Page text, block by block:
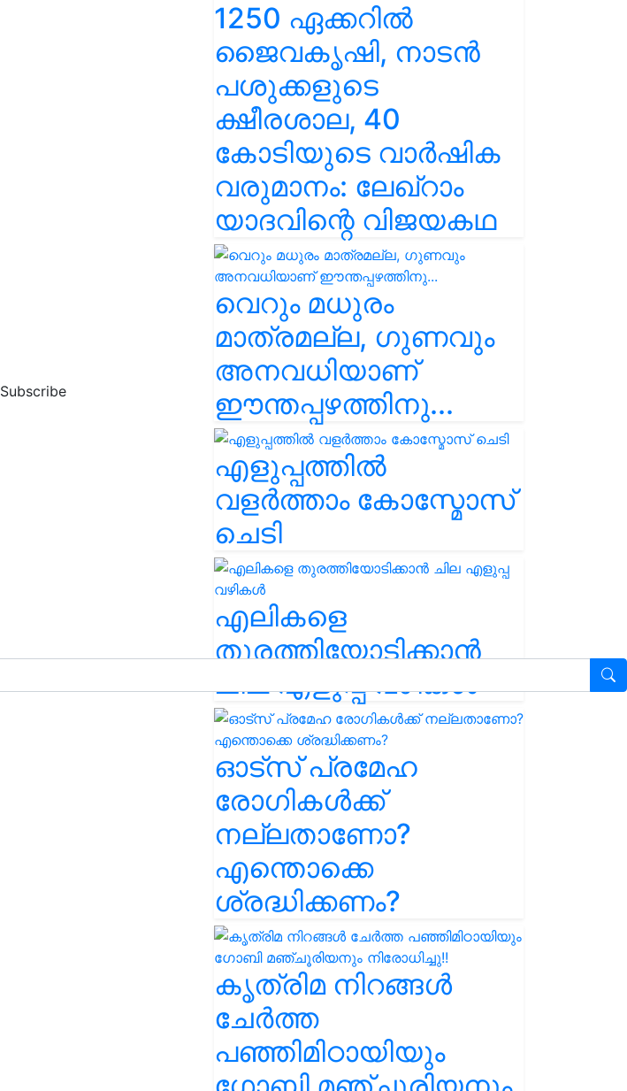
Subscribe
1250 ഏക്കറിൽ
ജൈവകൃഷി, നാടൻ
പശുക്കളുടെ
ക്ഷീരശാല, 40
കോടിയുടെ വാർഷിക
വരുമാനം: ലേഖ്‌റാം
യാദവിന്റെ വിജയകഥ
വെറും മധുരം
മാത്രമല്ല, ഗുണവും
അനവധിയാണ്
ഈന്തപ്പഴത്തിനു...
എളുപ്പത്തിൽ
വളർത്താം കോസ്മോസ്
ചെടി
എലികളെ
തുരത്തിയോടിക്കാൻ
ചില എളുപ്പ വഴികൾ
ഓട്സ് പ്രമേഹ
രോഗികൾക്ക്
നല്ലതാണോ?
എന്തൊക്കെ
ശ്രദ്ധിക്കണം?
കൃത്രിമ നിറങ്ങൾ
ചേർത്ത
പഞ്ഞിമിഠായിയും